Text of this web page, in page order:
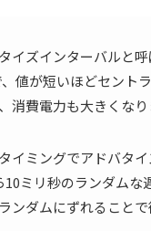
イズインターバルと
値が短いほどセン
費電力も大きくなり
イミングでアドバタ
ミリ秒のランダムな
ンダムにずれること